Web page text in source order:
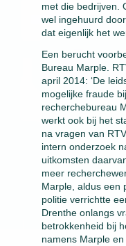
met die bedrijven.
wel ingehuurd
dat eigenlijk het
Een berucht
Bureau Marple.
april 2014: ‘De
mogelijke fraude
recherchebureau
werkt ook bij het
na vragen van
intern onderzoek
uitkomsten
meer
Marple, aldus een
politie verrichtte
Drenthe onlangs
betrokkenheid bij
namens Marple